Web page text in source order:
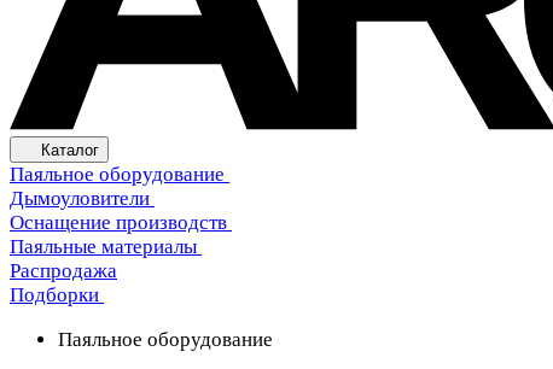
Каталог
Паяльное оборудование
Дымоуловители
Оснащение производств
Паяльные материалы
Распродажа
Подборки
Паяльное оборудование